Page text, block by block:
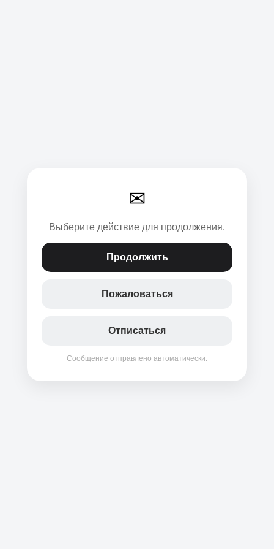
✉
Выберите действие для продолжения.
Продолжить
Пожаловаться
Отписаться
Сообщение отправлено автоматически.